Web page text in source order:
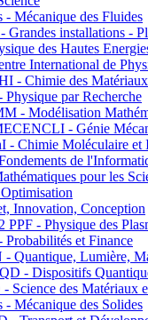
Mécanique des Fluides
installations -
des Hautes
International de
Chimie des Matériaux
par Recherche
- Modélisation
- Génie
Chimie Moléculaire et
de
pour les
Innovation, Conception
- Physique des
et Finance
Lumière,
- Dispositifs
des Matériaux
Mécanique des Solides